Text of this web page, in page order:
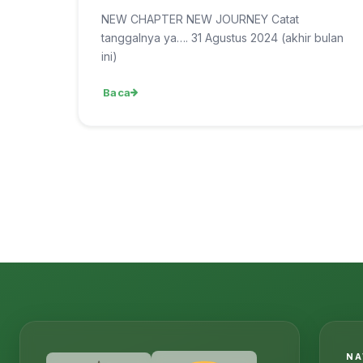
NEW CHAPTER NEW JOURNEY Catat
tanggalnya ya…. 31 Agustus 2024 (akhir bulan
ini)
Baca